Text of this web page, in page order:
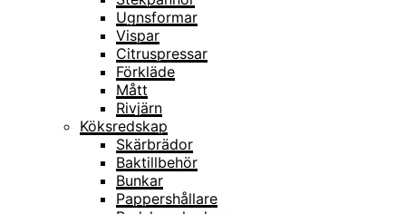
Ugnsformar
Vispar
Citruspressar
Förkläde
Mått
Rivjärn
Köksredskap
Skärbrädor
Baktillbehör
Bunkar
Pappershållare